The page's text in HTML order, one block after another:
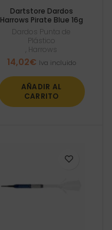
Dartstore Dardos
Harrows Pirate Blue 16g
Dardos Punta de
Plástico
Harrows
14,02€ Iva incluido
AÑADIR AL
CARRITO